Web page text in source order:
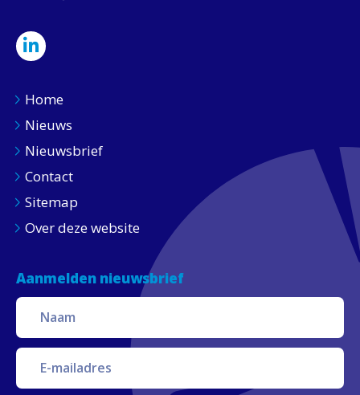
Home
Nieuws
Nieuwsbrief
Contact
Sitemap
Over deze website
Aanmelden nieuwsbrief